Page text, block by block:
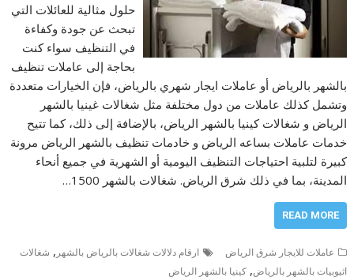
حلول مثالية للعائلات التي
تبحث عن جودة وكفاءة
في التنظيف سواء كنت
بحاجة إلى عاملات تنظيف
بالشهر بالرياض أو عاملات ايجار شهري بالرياض، فإن الخيارات متعددة
وتشمل كذلك عاملات من دول مختلفة مثل شغالات غينيا بالشهر
الرياض و شغالات كينيا بالشهر الرياض، بالإضافة إلى ذلك، كما تتيح
خدمات عاملات بساعه الرياض و خادمات تنظيف بالشهر الرياض مرونة
كبيرة لتلبية احتياجات التنظيف اليومية أو الشهرية في جميع أنحاء
المدينة، بما في ذلك شرق الرياض. شغالات بالشهر 1500…
READ MORE
عاملات للايجار شرق الرياض ارقام دلالات شغالات بالرياض بالشهر , شغالات
اثيوبيات بالشهر بالرياض,كينيا بالشهر الرياض